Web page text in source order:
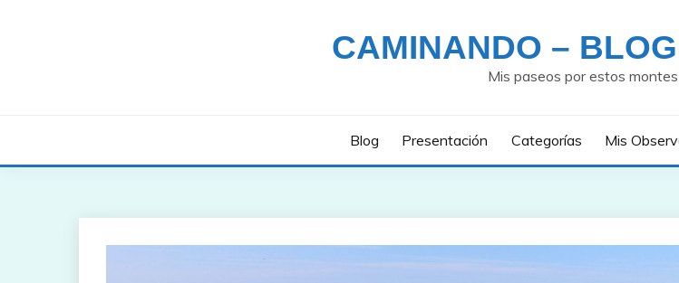
CAMINANDO –
Mis paseos por estos
Blog Presentación Categorías Mis